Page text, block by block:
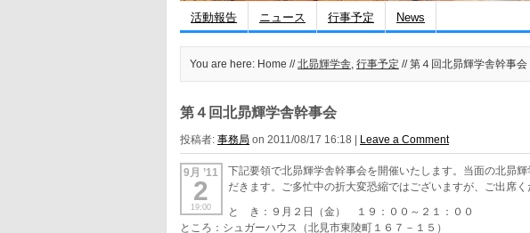
活動報告 ニュース 行事予定 News
You are here: Home //北昴輝学舎, 行事予定 // 第４回北昴輝学舎幹事会
第４回北昴輝学舎幹事会
投稿者: 事務局 on 2011/08/17 16:18 | Leave a Comment
9月 ’11
2
19:00
下記要領で北昴輝学舎幹事会を開催いたします。当面の北昴
だきます。ご多忙中の折大変恐縮ではございますが、ご出席く
と き：９月２日（金） １９：００～２１：００
ところ：シュガーハウス（北見市東陵町１６７－１５）